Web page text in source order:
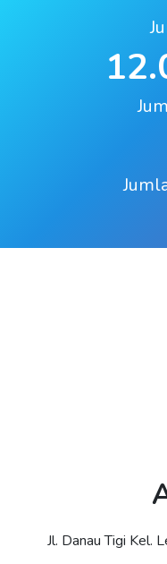
Jl. Danau Tigi Kel.